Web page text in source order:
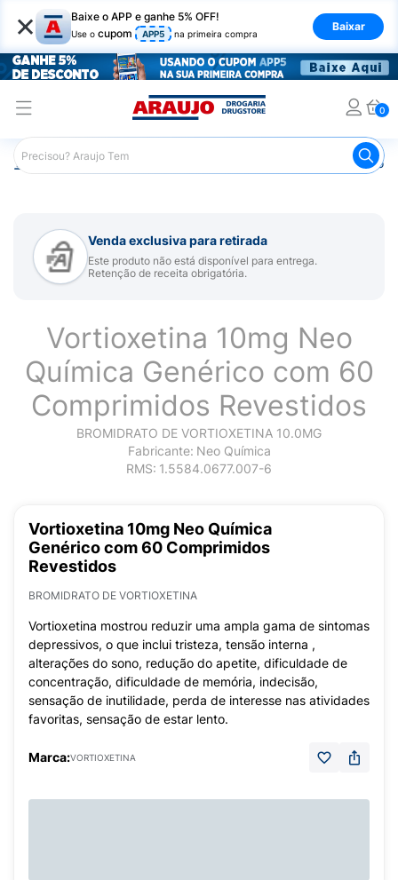
× Baixe o APP e ganhe 5% OFF!
Use o cupom APP5 na primeira compra
Baixar
0
Araujo Medicamentos Remédio para Sistema Nervoso
Venda exclusiva para retirada
Este produto não está disponível para entrega.
Retenção de receita obrigatória.
Vortioxetina 10mg Neo
Química Genérico com 60
Comprimidos Revestidos
BROMIDRATO DE VORTIOXETINA 10.0MG
Fabricante: Neo Química
RMS: 1.5584.0677.007-6
Vortioxetina 10mg Neo Química
Genérico com 60 Comprimidos
Revestidos
BROMIDRATO DE VORTIOXETINA
Vortioxetina mostrou reduzir uma ampla gama de sintomas
depressivos, o que inclui tristeza, tensão interna ,
alterações do sono, redução do apetite, dificuldade de
concentração, dificuldade de memória, indecisão,
sensação de inutilidade, perda de interesse nas atividades
favoritas, sensação de estar lento.
Marca:VORTIOXETINA